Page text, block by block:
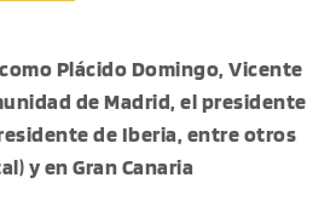
Plácido Domingo, Vicente
de Madrid, el presidente
de Iberia, entre otros
y en Gran Canaria